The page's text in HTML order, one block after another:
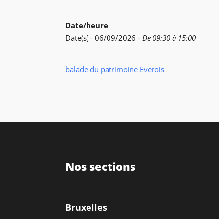
Date/heure
Date(s) - 06/09/2026 -De 09:30 à 15:00
balade du patrimoine Everois
Nos sections
Bruxelles